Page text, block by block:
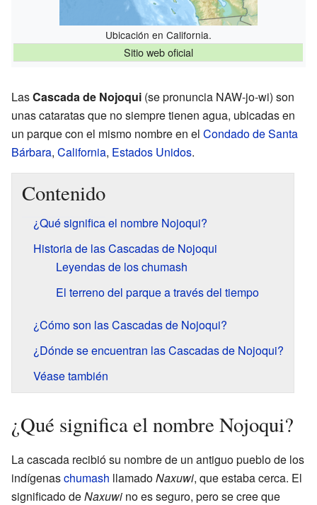
Ubicación en California.
Sitio web oficial
LasCascada de Nojoqui (se pronuncia NAW-jo-wi) son
unas cataratas que no siempre tienen agua, ubicadas en
un parque con el mismo nombre en el Condado de Santa
Bárbara, California, Estados Unidos.
Contenido
¿Qué significa el nombre Nojoqui?
Historia de las Cascadas de Nojoqui
Leyendas de los chumash
El terreno del parque a través del tiempo
¿Cómo son las Cascadas de Nojoqui?
¿Dónde se encuentran las Cascadas de Nojoqui?
Véase también
¿Qué significa el nombre Nojoqui?
La cascada recibió su nombre de un antiguo pueblo de los
indígenaschumash llamadoNaxuwi, que estaba cerca. El
significado deNaxuwi no es seguro, pero se cree que